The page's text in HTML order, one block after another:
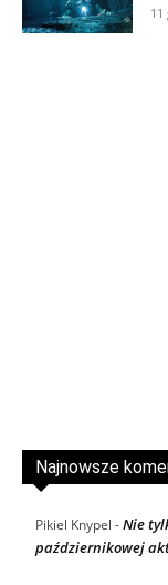
11
Najnowsze
Pikiel Knypel -Nie
październikowej